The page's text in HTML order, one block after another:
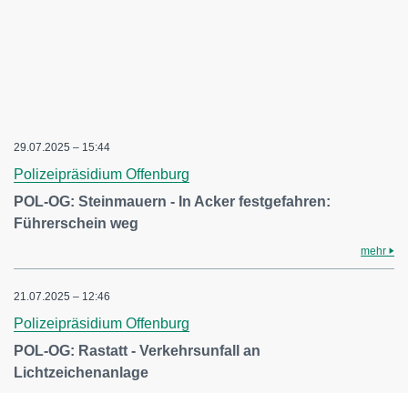
29.07.2025 – 15:44
Polizeipräsidium Offenburg
POL-OG: Steinmauern - In Acker festgefahren:
Führerschein weg
mehr
21.07.2025 – 12:46
Polizeipräsidium Offenburg
POL-OG: Rastatt - Verkehrsunfall an
Lichtzeichenanlage